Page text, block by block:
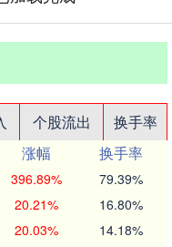
个股流出
换手率
涨幅
换手率
396.89% 79.39%
20.21% 16.80%
20.03% 14.18%